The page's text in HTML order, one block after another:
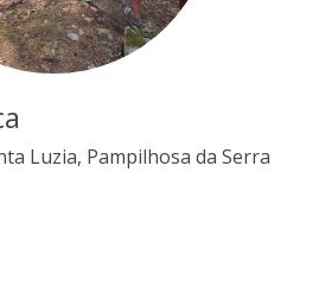
Luzia, Pampilhosa da Serra